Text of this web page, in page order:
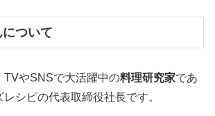
について
TVやSNSで大活躍中の料理研究家であ
シピの代表取締役社長です。